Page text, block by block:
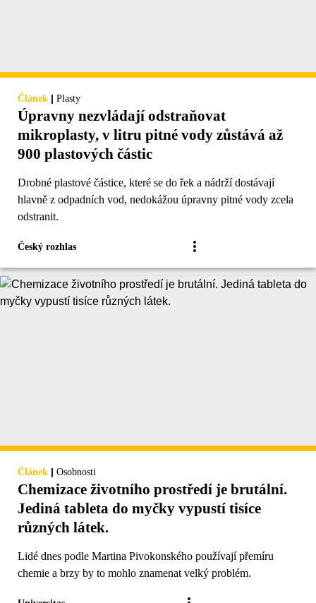
Článek | Plasty
Úpravny nezvládají odstraňovat
mikroplasty, v litru pitné vody zůstává až
900 plastových částic
Drobné plastové částice, které se do řek a nádrží dostávají
hlavně z odpadních vod, nedokážou úpravny pitné vody zcela
odstranit.
Český rozhlas
Článek | Osobnosti
Chemizace životního prostředí je brutální.
Jediná tableta do myčky vypustí tisíce
různých látek.
Lidé dnes podle Martina Pivokonského používají přemíru
chemie a brzy by to mohlo znamenat velký problém.